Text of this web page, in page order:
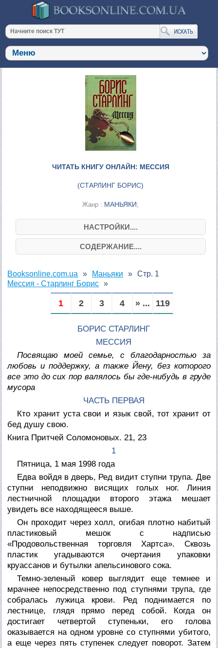
ЧИТАТЬ КНИГУ ОНЛАЙН: МЕССИЯ
(СТАРЛИНГ БОРИС)
Жанр : МАНЬЯКИ;
НАСТРОЙКИ....
СОДЕРЖАНИЕ....
Booksonline.com.ua
Маньяки
Мессия - Старлинг Борис
Стр. 1
1 2 3 4 » ... 119
БОРИС СТАРЛИНГ
МЕССИЯ
Посвящаю моей семье, с благодарностью за
любовь и поддержку, а также Йену, без которого
все это до сих пор валялось бы где-нибудь в груде
мусора
ЧАСТЬ ПЕРВАЯ
Кто хранит уста свои и язык свой, тот хранит от
бед душу свою.
Книга Притчей Соломоновых. 21, 23
1
Пятница, 1 мая 1998 года
Едва войдя в дверь, Ред видит ступни трупа. Две
ступни неподвижно висящих голых ног. Линия
лестничной площадки второго этажа мешает
увидеть все находящееся выше.
Он проходит через холл, огибая плотно набитый
пластиковый мешок с надписью
«Продовольственная торговля Хартса». Сквозь
пластик угадываются очертания упаковки
круассанов и бутылки апельсинового сока.
Темно-зеленый ковер выглядит еще темнее и
мрачнее непосредственно под ступнями трупа, где
собралась лужица крови. Ред поднимается по
лестнице, глядя прямо перед собой. Когда он
достигает четвертой ступеньки, его голова
оказывается на одном уровне со ступнями убитого,
а еще через пять ступенек следует поворот. Затем